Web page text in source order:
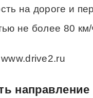
на дороге и
не более 80 км/